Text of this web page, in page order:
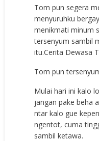
Tom pun segera
menyuruhku
menikmati minum
tersenyum sambil
itu.Cerita Dewasa
Tom pun
Mulai hari ini kalo
jangan pake beha
ntar kalo gue
ngentot, cuma
sambil ketawa.